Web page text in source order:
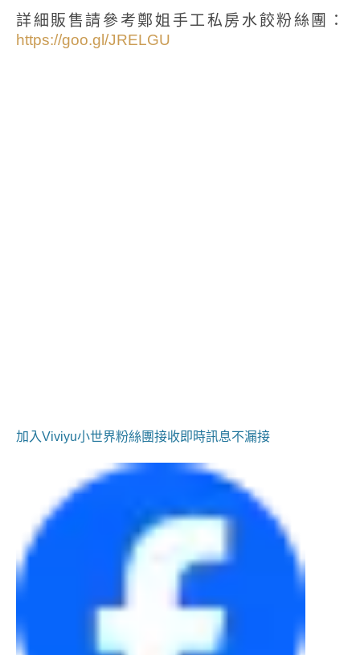
詳細販售請參考鄭姐手工私房水餃粉絲團：
https://goo.gl/JRELGU
加入Viviyu小世界粉絲團接收即時訊息不漏接